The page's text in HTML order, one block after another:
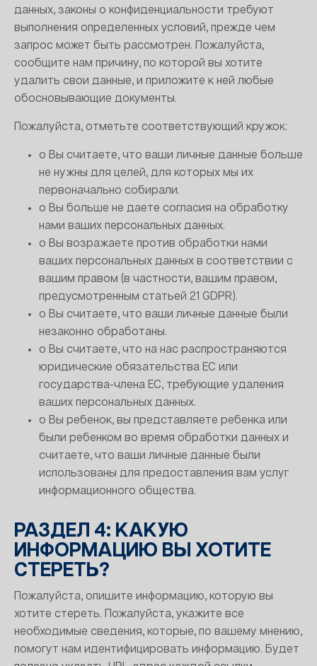
данных, законы о конфиденциальности требуют
выполнения определенных условий, прежде чем
запрос может быть рассмотрен. Пожалуйста,
сообщите нам причину, по которой вы хотите
удалить свои данные, и приложите к ней любые
обосновывающие документы.
Пожалуйста, отметьте соответствующий кружок:
o Вы считаете, что ваши личные данные больше
не нужны для целей, для которых мы их
первоначально собирали.
o Вы больше не даете согласия на обработку
нами ваших персональных данных.
o Вы возражаете против обработки нами
ваших персональных данных в соответствии с
вашим правом (в частности, вашим правом,
предусмотренным статьей 21 GDPR).
o Вы считаете, что ваши личные данные были
незаконно обработаны.
o Вы считаете, что на нас распространяются
юридические обязательства ЕС или
государства-члена ЕС, требующие удаления
ваших персональных данных.
o Вы ребенок, вы представляете ребенка или
были ребенком во время обработки данных и
считаете, что ваши личные данные были
использованы для предоставления вам услуг
информационного общества.
РАЗДЕЛ 4: КАКУЮ
ИНФОРМАЦИЮ ВЫ ХОТИТЕ
СТЕРЕТЬ?
Пожалуйста, опишите информацию, которую вы
хотите стереть. Пожалуйста, укажите все
необходимые сведения, которые, по вашему мнению,
помогут нам идентифицировать информацию. Будет